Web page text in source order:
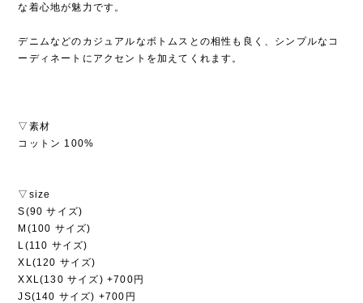
な着心地が魅力です。
デニムなどのカジュアルなボトムスとの相性も良く、シンプルなコ
ーディネートにアクセントを加えてくれます。
▽素材
コットン 100%
▽size
S(90 サイズ)
M(100 サイズ)
L(110 サイズ)
XL(120 サイズ)
XXL(130 サイズ) +700円
JS(140 サイズ) +700円